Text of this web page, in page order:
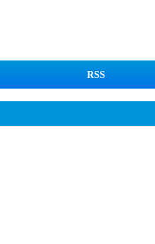
RSS